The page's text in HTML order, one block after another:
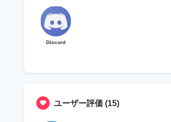
Discord
ユーザー評価 (15)